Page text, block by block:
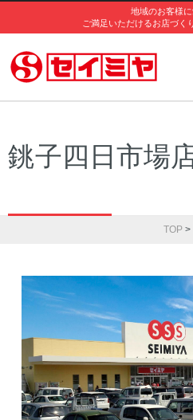
地域のお客様に
ご満足いただけるお店づく
銚子四日市場
TOP>